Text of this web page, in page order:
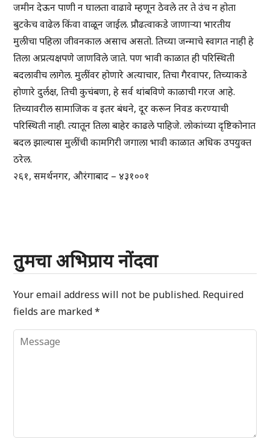
जमीन देऊन पाणी न घालता वाढावे म्हणून ठेवले तर ते उंच न होता
बुटकेच वाढेल किंवा वाळून जाईल. प्रौढत्वाकडे जाणाऱ्या भारतीय
मुलीचा पहिला जीवनकाल असाच असतो. तिच्या जन्माचे स्वागत नाही हे
तिला अप्रत्यक्षपणे जाणविले जाते. पण भावी काळात ही परिस्थिती
बदलावीच लागेल. मुलींवर होणारे अत्याचार, तिचा गैरवापर, तिच्याकडे
होणारे दुर्लक्ष, तिची कुचंबणा, हे सर्व थांबविणे काळाची गरज आहे.
तिच्यावरील सामाजिक व इतर बंधने, दूर करून निवड करण्याची
परिस्थिती नाही. त्यातून तिला बाहेर काढले पाहिजे. लोकांच्या दृष्टिकोनात
बदल झाल्यास मुलींची कामगिरी जगाला भावी काळात अधिक उपयुक्त
ठरेल.
२६१, समर्थनगर, औरंगाबाद – ४३१००१
तुमचा अभिप्राय नोंदवा
Your email address will not be published. Required
fields are marked*